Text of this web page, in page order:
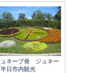
ネーブ発 ジュネー
日市内観光